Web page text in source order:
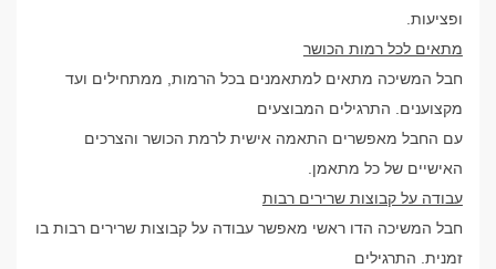
ופציעות.
מתאים לכל רמות הכושר
חבל המשיכה מתאים למתאמנים בכל הרמות, ממתחילים ועד
מקצוענים. התרגילים המבוצעים
עם החבל מאפשרים התאמה אישית לרמת הכושר והצרכים
האישיים של כל מתאמן.
עבודה על קבוצות שרירים רבות
חבל המשיכה הדו ראשי מאפשר עבודה על קבוצות שרירים רבות בו
זמנית. התרגילים